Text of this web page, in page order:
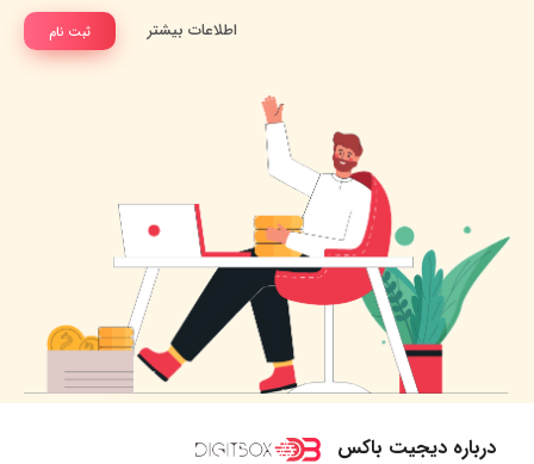
ثبت نام اطلاعات بیشتر
درباره دیجیت باکس